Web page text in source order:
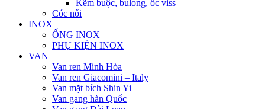
Kẽm buộc, bulong, ốc viss
Cóc nối
INOX
ỐNG INOX
PHỤ KIỆN INOX
VAN
Van ren Minh Hòa
Van ren Giacomini – Italy
Van mặt bích Shin Yi
Van gang hàn Quốc